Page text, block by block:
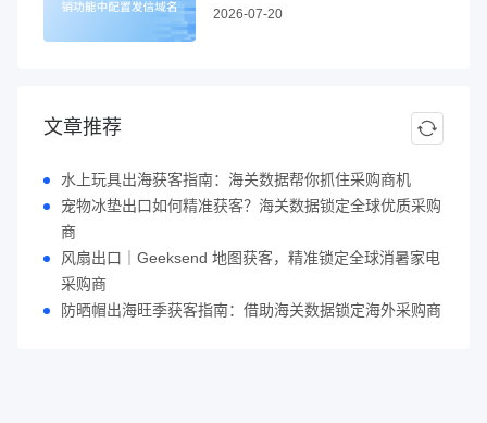
2026-07-20
文章推荐
水上玩具出海获客指南：海关数据帮你抓住采购商机
宠物冰垫出口如何精准获客？海关数据锁定全球优质采购
商
风扇出口｜Geeksend 地图获客，精准锁定全球消暑家电
采购商
防晒帽出海旺季获客指南：借助海关数据锁定海外采购商